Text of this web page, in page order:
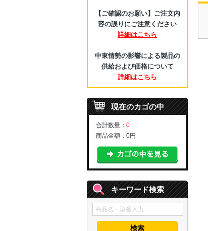
【ご確認のお願い】ご注文内
容の誤りにご注意ください
詳細はこちら
中東情勢の影響による製品の
供給および価格について
詳細はこちら
現在のカゴの中
合計数量： 0
商品金額： 0円
キーワード検索